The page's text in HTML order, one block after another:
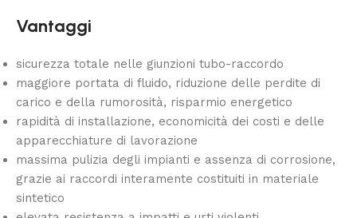
Vantaggi
sicurezza totale nelle giunzioni tubo-raccordo
maggiore portata di fluido, riduzione delle perdite di
carico e della rumorosità, risparmio energetico
rapidità di installazione, economicità dei costi e delle
apparecchiature di lavorazione
massima pulizia degli impianti e assenza di corrosione,
grazie ai raccordi interamente costituiti in materiale
sintetico